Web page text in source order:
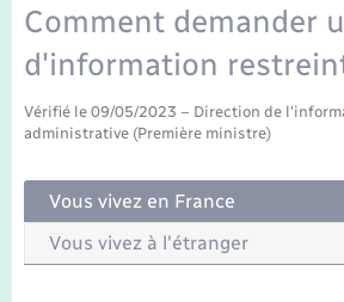
Organisation d’événement
Sécurité - Prévention
Seniors
Transports
Comment demander
d'information
Vérifié le 09/05/2023 – Direction de
administrative (Première ministre)
Vous vivez en France
Vous vivez à l'étranger